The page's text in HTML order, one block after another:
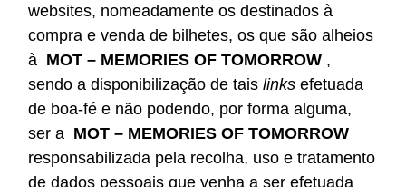
websites, nomeadamente os destinados à
compra e venda de bilhetes, os que são alheios
à MOT – MEMORIES OF TOMORROW ,
sendo a disponibilização de taislinks efetuada
de boa-fé e não podendo, por forma alguma,
ser a MOT – MEMORIES OF TOMORROW
responsabilizada pela recolha, uso e tratamento
de dados pessoais que venha a ser efetuada